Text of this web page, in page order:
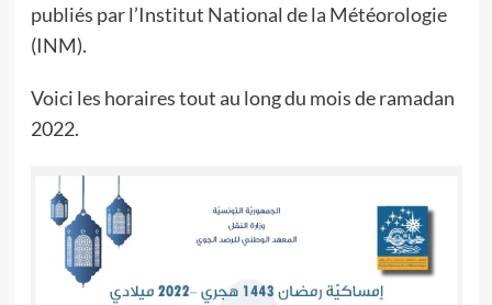
publiés par l’Institut National de la Météorologie
(INM).
Voici les horaires tout au long du mois de ramadan
2022.